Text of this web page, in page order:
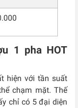
1 pha HOT
hiện với tần suất
chạm mặt. Thế
chỉ có 5 đại diện